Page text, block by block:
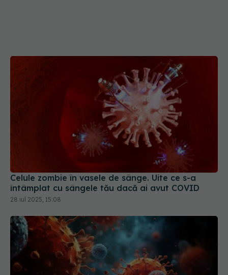
Celule zombie în vasele de sânge. Uite ce s-a
întâmplat cu sângele tău dacă ai avut COVID
28 iul 2025, 15:08